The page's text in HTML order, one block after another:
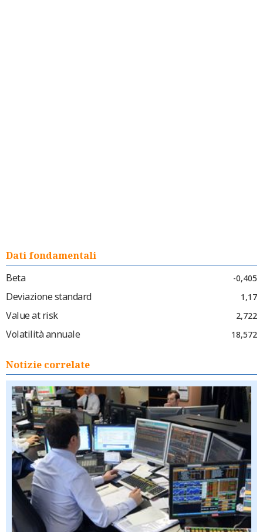
Dati fondamentali
Beta
-0,405
Deviazione standard 1,17
Value at risk 2,722
Volatilità annuale 18,572
Notizie correlate